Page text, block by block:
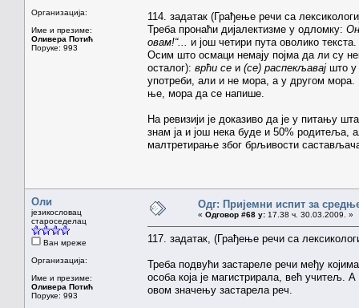
Организација:
Име и презиме:
Оливера Потић
Поруке: 993
114. задатак (Грађење речи са
Треба пронаћи дијалектизме у одломку:
овам!“... и још четири пута оволико текста.
Осим што осмаци немају појма да ли су
осталог): врћи се и (се) распекљавај што у
употреби, али и не мора, а у другом
ње, мора да се напише.
На ревизији је доказиво да је у питању
знам ја и још нека буде и 50% родитеља,
малтретирање због брљивости
Оли
језикословац
староседелац
Ван мреже
Организација:
Име и презиме:
Оливера Потић
Поруке: 993
Одг: Пријемни испит за
« Одговор #68 у: 17.38 ч. 30.03.2009. »
117. задатак, (Грађење речи са
Треба подвући застареле речи међу
особа која је магистрирала, већ учитељ.
овом значењу застарела реч.